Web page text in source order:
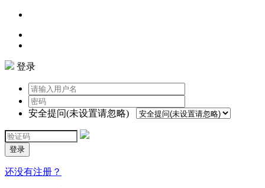
登录
安全提问(未设置请忽略)
登录
还没有注册？